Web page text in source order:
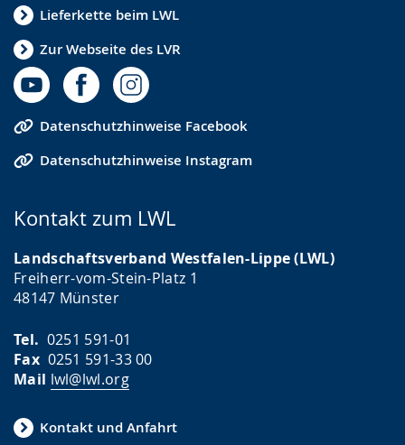
Lieferkette beim LWL
Zur Webseite des LVR
Datenschutzhinweise Facebook
Datenschutzhinweise Instagram
Kontakt zum LWL
Landschaftsverband Westfalen-Lippe (LWL)
Freiherr-vom-Stein-Platz 1
48147 Münster
Tel. 0251 591-01
Fax0251 591-33 00
Mail lwl@lwl.org
Kontakt und Anfahrt